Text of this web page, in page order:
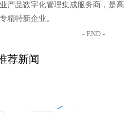
产品数字化管理集成服务商，是高
精特新企业。
- END -
荐新闻